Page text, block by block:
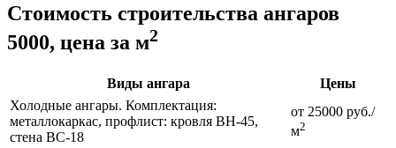
Стоимость строительства ангаров
5000, цена за м2
Виды ангара
Цены
Холодные ангары. Комплектация:
металлокаркас, профлист: кровля ВН-45,
стена ВС-18
от 25000 руб./
м2